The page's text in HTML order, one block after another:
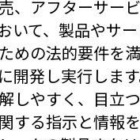
、アフターサー
いて、製品やサ
めの法的要件を
開発し実行しま
しやすく、目立
する指示と情報